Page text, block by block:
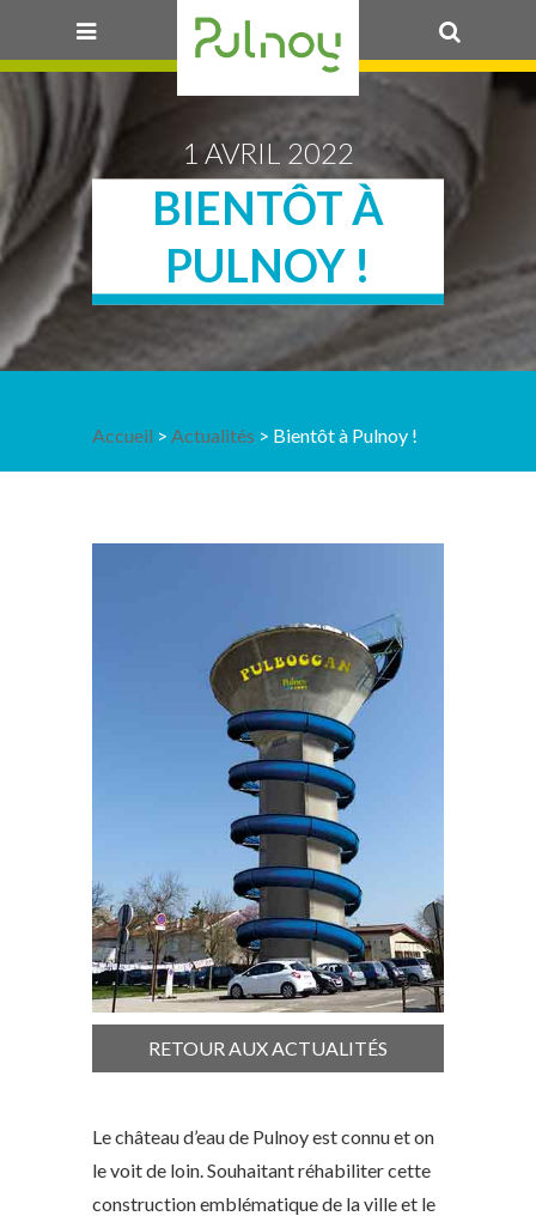
1 AVRIL 2022
BIENTÔT À
PULNOY !
Accueil >Actualités > Bientôt à Pulnoy !
RETOUR AUX ACTUALITÉS
Le château d’eau de Pulnoy est connu et on
le voit de loin. Souhaitant réhabiliter cette
construction emblématique de la ville et le